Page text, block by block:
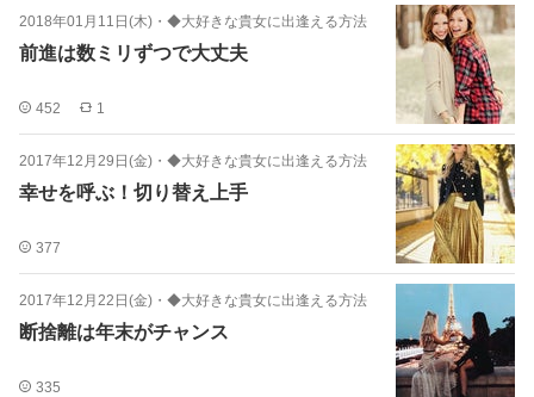
2018年01月11日(木) ・ ◆大好きな貴女に出逢える方法
前進は数ミリずつで大丈夫
452 1
2017年12月29日(金) ・ ◆大好きな貴女に出逢える方法
幸せを呼ぶ！切り替え上手
377
2017年12月22日(金) ・ ◆大好きな貴女に出逢える方法
断捨離は年末がチャンス
335